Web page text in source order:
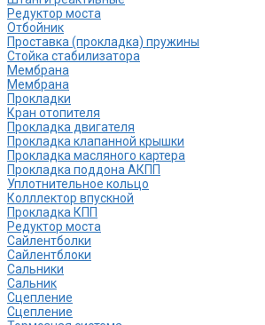
Редуктор моста
Отбойник
Проставка (прокладка) пружины
Стойка стабилизатора
Мембрана
Мембрана
Прокладки
Кран отопителя
Прокладка двигателя
Прокладка клапанной крышки
Прокладка масляного картера
Прокладка поддона АКПП
Уплотнительное кольцо
Колллектор впускной
Прокладка КПП
Редуктор моста
Сайлентболки
Сайлентблоки
Сальники
Сальник
Сцепление
Сцепление